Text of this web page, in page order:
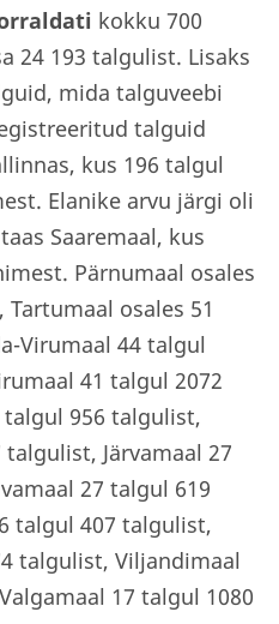
kokku 700
24 193 talgulist. Lisaks
mida talguveebi
talguid
kus 196 talgul
Elanike arvu järgi oli
Saaremaal, kus
Pärnumaal osales
osales 51
Virumaal 44 talgul
41 talgul 2072
956 talgulist,
Järvamaal 27
27 talgul 619
talgul 407 talgulist,
talgulist, Viljandimaal
17 talgul 1080